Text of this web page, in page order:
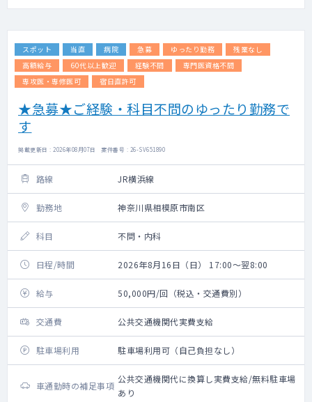
スポット 当直 病院 急募 ゆったり勤務
残業なし
高額給与
60代以上歓迎 経験不問
専門医資格不問
専攻医・専修医可
宿日直許可
★急募★ご経験・科目不問のゆったり勤務で
す
掲載更新日 : 2026年08月07日 案件番号 : 26-SV651890
路線 JR横浜線
勤務地 神奈川県相模原市南区
科目 不問・内科
日程/時間 2026年8月16日（日） 17:00～翌8:00
給与 50,000円/回（税込・交通費別）
交通費 公共交通機関代実費支給
駐車場利用 駐車場利用可（自己負担なし）
車通勤時の補足事項
公共交通機関代に換算し実費支給/無料駐車場
あり